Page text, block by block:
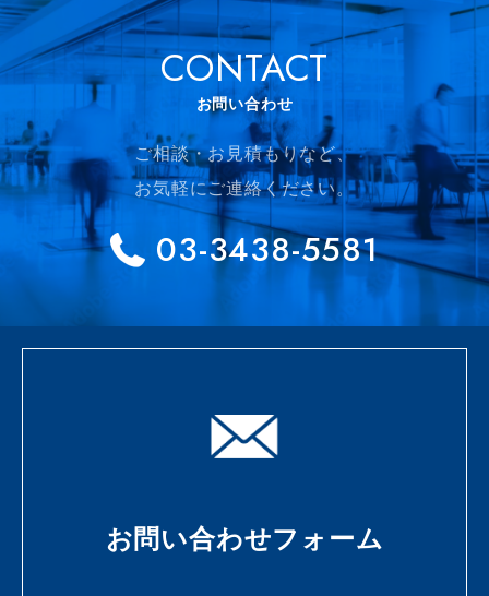
CONTACT
お問い合わせ
ご相談・お見積もりなど、
お気軽にご連絡ください。
03-3438-5581
お問い合わせフォーム